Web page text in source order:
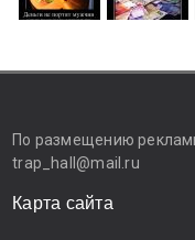
По размещению
trap_hall@mail.ru
Карта сайта